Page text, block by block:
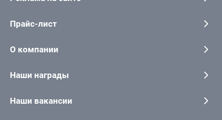
Прайс-лист
О компании
Наши награды
Наши вакансии